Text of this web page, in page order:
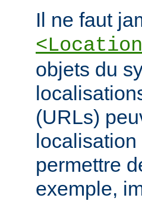
Il ne faut
objets du
(URLs)
permettre
exemple,